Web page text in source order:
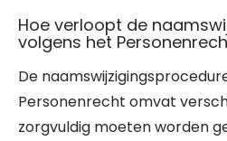
Hoe verloopt de
volgens het
De
Personenrecht omvat
zorgvuldig moeten worden